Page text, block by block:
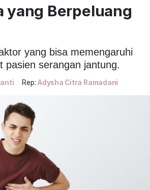
yang Berpeluang
yang bisa memengaruhi
pasien serangan jantung.
Rep: Adysha Citra Ramadani